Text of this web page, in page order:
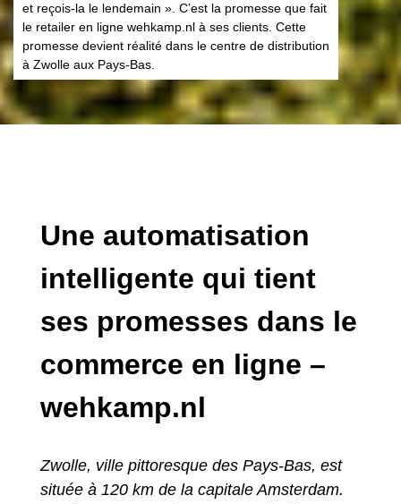
et reçois-la le lendemain ». C’est la promesse que fait
le retailer en ligne wehkamp.nl à ses clients. Cette
promesse devient réalité dans le centre de distribution
à Zwolle aux Pays-Bas.
Une automatisation
intelligente qui tient
ses promesses dans le
commerce en ligne –
wehkamp.nl
Zwolle, ville pittoresque des Pays-Bas, est
située à 120 km de la capitale Amsterdam.